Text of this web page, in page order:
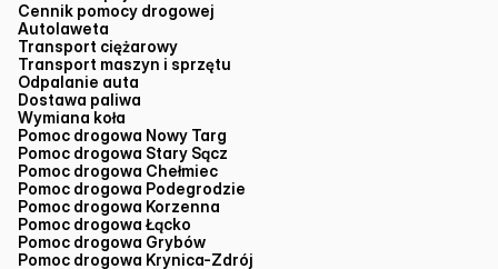
Cennik pomocy drogowej
Autolaweta
Transport ciężarowy
Transport maszyn i sprzętu
Odpalanie auta
Dostawa paliwa
Wymiana koła
Pomoc drogowa Nowy Targ
Pomoc drogowa Stary Sącz
Pomoc drogowa Chełmiec
Pomoc drogowa Podegrodzie
Pomoc drogowa Korzenna
Pomoc drogowa Łącko
Pomoc drogowa Grybów
Pomoc drogowa Krynica-Zdrój